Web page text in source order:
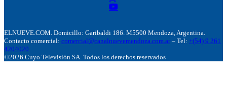
ELNUEVE.COM. Domicillo: Garibaldi 186. M5500 Mendoza, Argentina.
Contacto comercial: comercial@canalnuevemendoza.com.ar – Tel: +(54) 9 261
4204020
©2026 Cuyo Televisión SA. Todos los derechos reservados